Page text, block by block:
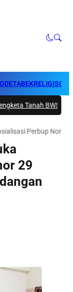
RELIGI
BWS Papua
Perbup
29